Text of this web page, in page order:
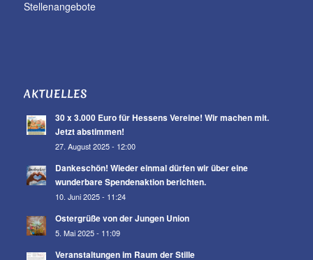
Stellenangebote
AKTUELLES
30 x 3.000 Euro für Hessens Vereine! Wir machen mit.
Jetzt abstimmen!
27. August 2025 - 12:00
Dankeschön! Wieder einmal dürfen wir über eine
wunderbare Spendenaktion berichten.
10. Juni 2025 - 11:24
Ostergrüße von der Jungen Union
5. Mai 2025 - 11:09
Veranstaltungen im Raum der Stille